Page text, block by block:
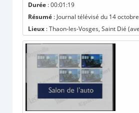
Durée : 00:01:19
Résumé : Journal télévisé du 14
Lieux : Thaon-les-Vosges, Saint Dié